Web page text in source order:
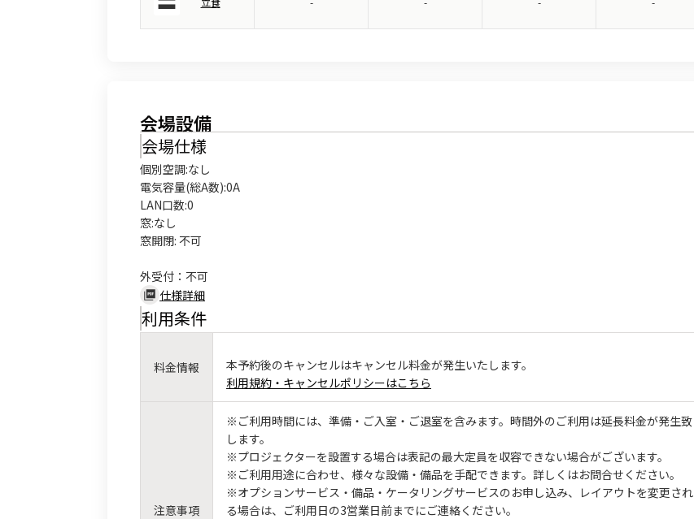
会場設備
会場仕様
個別空調:なし
電気容量(総A数):0A
LAN口数:0
窓:なし
窓開閉: 不可
外受付：不可
仕様詳細
利用条件
料金情報
本予約後のキャンセルはキャンセル料金が発生いたします。
利用規約・キャンセルポリシーはこちら
注意事項
※ご利用時間には、準備・ご入室・ご退室を含みます。時間外のご利用は延長料金が発生致
します。
※プロジェクターを設置する場合は表記の最大定員を収容できない場合がございます。
※ご利用用途に合わせ、様々な設備・備品を手配できます。詳しくはお問合せください。
※オプションサービス・備品・ケータリングサービスのお申し込み、レイアウトを変更され
る場合は、ご利用日の3営業日前までにご連絡ください。